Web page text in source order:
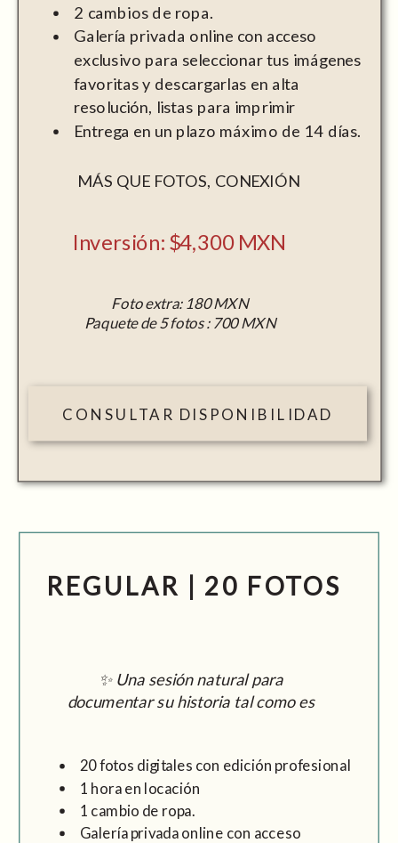
REGULAR | 20 FOTOS
2 cambios de ropa.
Galería privada online con acceso
exclusivo para seleccionar tus imágenes
favoritas y descargarlas en alta
resolución, listas para imprimir
Entrega en un plazo máximo de 14 días.
20 fotos digitales con edición profesional
1 hora en locación
1 cambio de ropa.
Galería privada online con acceso
MÁS QUE FOTOS, CONEXIÓN
✨ Una sesión natural para
documentar su historia tal como es
Foto extra: 180 MXN
Paquete de 5 fotos : 700 MXN
Inversión: $4,300 MXN
CONSULTAR DISPONIBILIDAD